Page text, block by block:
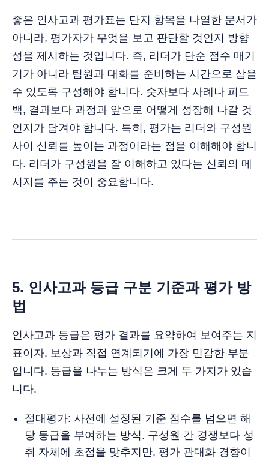
좋은 인사고과 평가표는 단지 항목을 나열한 문서가
아니라, 평가자가 무엇을 보고 판단할 것인지 방향
성을 제시하는 것입니다. 즉, 리더가 단순 점수 매기
기가 아니라 팀원과 대화를 준비하는 시간으로 삼을
수 있도록 구성해야 합니다. 숫자보다 사례나 피드
백, 결과보다 과정과 앞으로 어떻게 성장해 나갈 것
인지가 담겨야 합니다. 특히, 평가는 리더와 구성원
사이 신뢰를 높이는 과정이라는 점을 이해해야 합니
다. 리더가 구성원을 잘 이해하고 있다는 신뢰의 메
시지를 주는 것이 중요합니다.
5. 인사고과 등급 구분 기준과 평가 방
법
인사고과 등급은 평가 결과를 요약하여 보여주는 지
표이자, 보상과 직접 연계되기에 가장 민감한 부분
입니다. 등급을 나누는 방식은 크게 두 가지가 있습
니다.
절대평가: 사전에 설정된 기준 점수를 넘으면 해
당 등급을 부여하는 방식. 구성원 간 경쟁보다 성
취 자체에 초점을 맞추지만, 평가 관대화 경향이